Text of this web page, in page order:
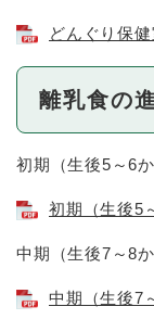
どんぐり保
離乳食の
初期（生後5～6か
初期（生後5
中期（生後7～8か
中期（生後7